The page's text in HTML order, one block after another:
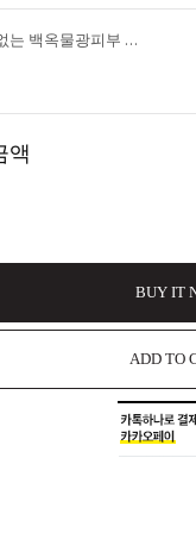
24시간 흠결없는 백옥물광피부 탄력+미백+진정+보습+영양 "루미너스500크림" 2ea 198,000>>94,000
액
BUY IT
ADD TO